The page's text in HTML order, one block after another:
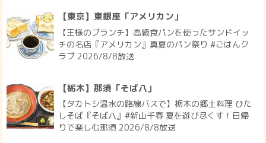
【東京】東銀座「アメリカン」
【王様のブランチ】高級食パンを使ったサンドイッ
チの名店『アメリカン』真夏のパン祭り #ごはんク
ラブ 2026/8/8放送
【栃木】那須「そば八」
【タカトシ温水の路線バスで】栃木の郷土料理 ひた
しそば『そば八』#新山千春 夏を遊び尽くす！日帰
りで楽しむ那須 2026/8/8放送